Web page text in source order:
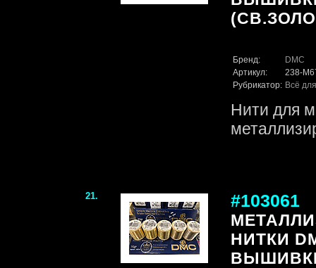
Бренд:
DMC
Артикул:
238-
Рубрикатор: Всё
Нити для
21. #103061
НИТКИ